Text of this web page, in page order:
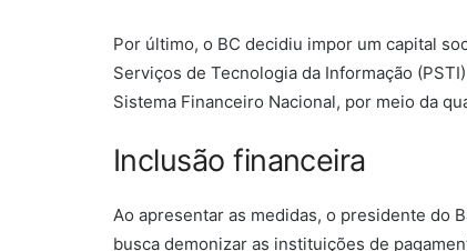
Por último, o BC decidiu impor um capital
Serviços de Tecnologia da Informação
Sistema Financeiro Nacional, por meio da
Inclusão financeira
Ao apresentar as medidas, o presidente do
busca demonizar as instituições de